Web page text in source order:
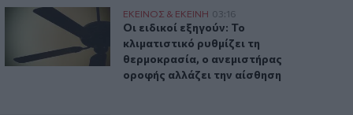
λάθη που πρέπει να προσέξουμε
ψυγείο και τα συχνά λάθη που πρέπει να προσέξουμε
Οι ειδικοί εξηγούν: Το κλιματιστικό ρυθμίζει τη
ΕΚΕΙΝΟΣ & ΕΚΕΙΝΗ 03:16
Οι ειδικοί εξηγούν: Το κλιματιστικό
Οι ειδικοί εξηγούν: Το
κλιματιστικό ρυθμίζει τη
θερμοκρασία, ο ανεμιστήρας
οροφής αλλάζει την αίσθηση